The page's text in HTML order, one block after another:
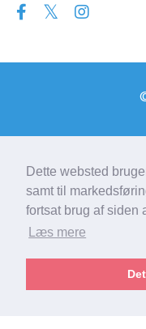
Dette websted
samt til
fortsat brug af siden
Læs mere